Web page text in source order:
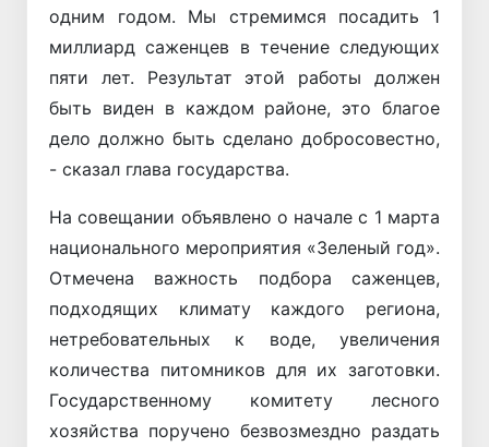
одним годом. Мы стремимся посадить 1
миллиард саженцев в течение следующих
пяти лет. Результат этой работы должен
быть виден в каждом районе, это благое
дело должно быть сделано добросовестно,
- сказал глава государства.
На совещании объявлено о начале с 1 марта
национального мероприятия «Зеленый год».
Отмечена важность подбора саженцев,
подходящих климату каждого региона,
нетребовательных к воде, увеличения
количества питомников для их заготовки.
Государственному комитету лесного
хозяйства поручено безвозмездно раздать